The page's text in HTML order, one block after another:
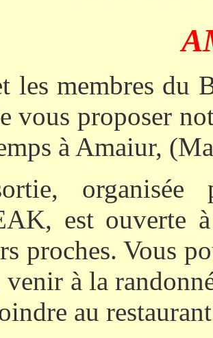
les membres du
vous proposer
à Amaiur,
organisée
est ouverte à
proches. Vous
à la
au